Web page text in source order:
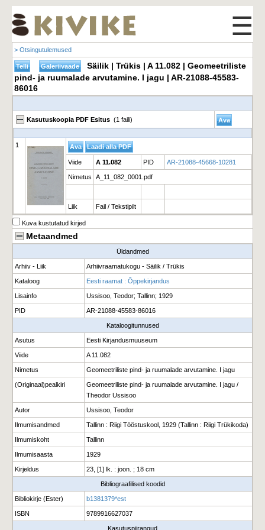
☰
> Otsingutulemused
Säilik | Trükis | A 11.082 | Geomeetriliste
pind- ja ruumalade arvutamine. I jagu | AR-21088-45583-
86016
Kasutuskoopia PDF Esitus (1 faili)
1
Viide A 11.082 PID AR-21088-45668-10281
Nimetus A_11_082_0001.pdf
Liik Fail / Tekstipilt
Kuva kustutatud kirjed
Metaandmed
Üldandmed
Arhiiv - Liik Arhiivraamatukogu - Säilik / Trükis
Kataloog Eesti raamat : Õppekirjandus
Lisainfo Ussisoo, Teodor; Tallinn; 1929
PID AR-21088-45583-86016
Kataloogitunnused
Asutus Eesti Kirjandusmuuseum
Viide A 11.082
Nimetus Geomeetriliste pind- ja ruumalade arvutamine. I jagu
(Originaal)pealkiri
Geomeetriliste pind- ja ruumalade arvutamine. I jagu /
Theodor Ussisoo
Autor Ussisoo, Teodor
Ilmumisandmed Tallinn : Riigi Tööstuskool, 1929 (Tallinn : Riigi Trükikoda)
Ilmumiskoht Tallinn
Ilmumisaasta 1929
Kirjeldus 23, [1] lk. : joon. ; 18 cm
Bibliograafilised koodid
Bibliokirje (Ester) b1381379*est
ISBN 9789916627037
Kasutuspiirangud